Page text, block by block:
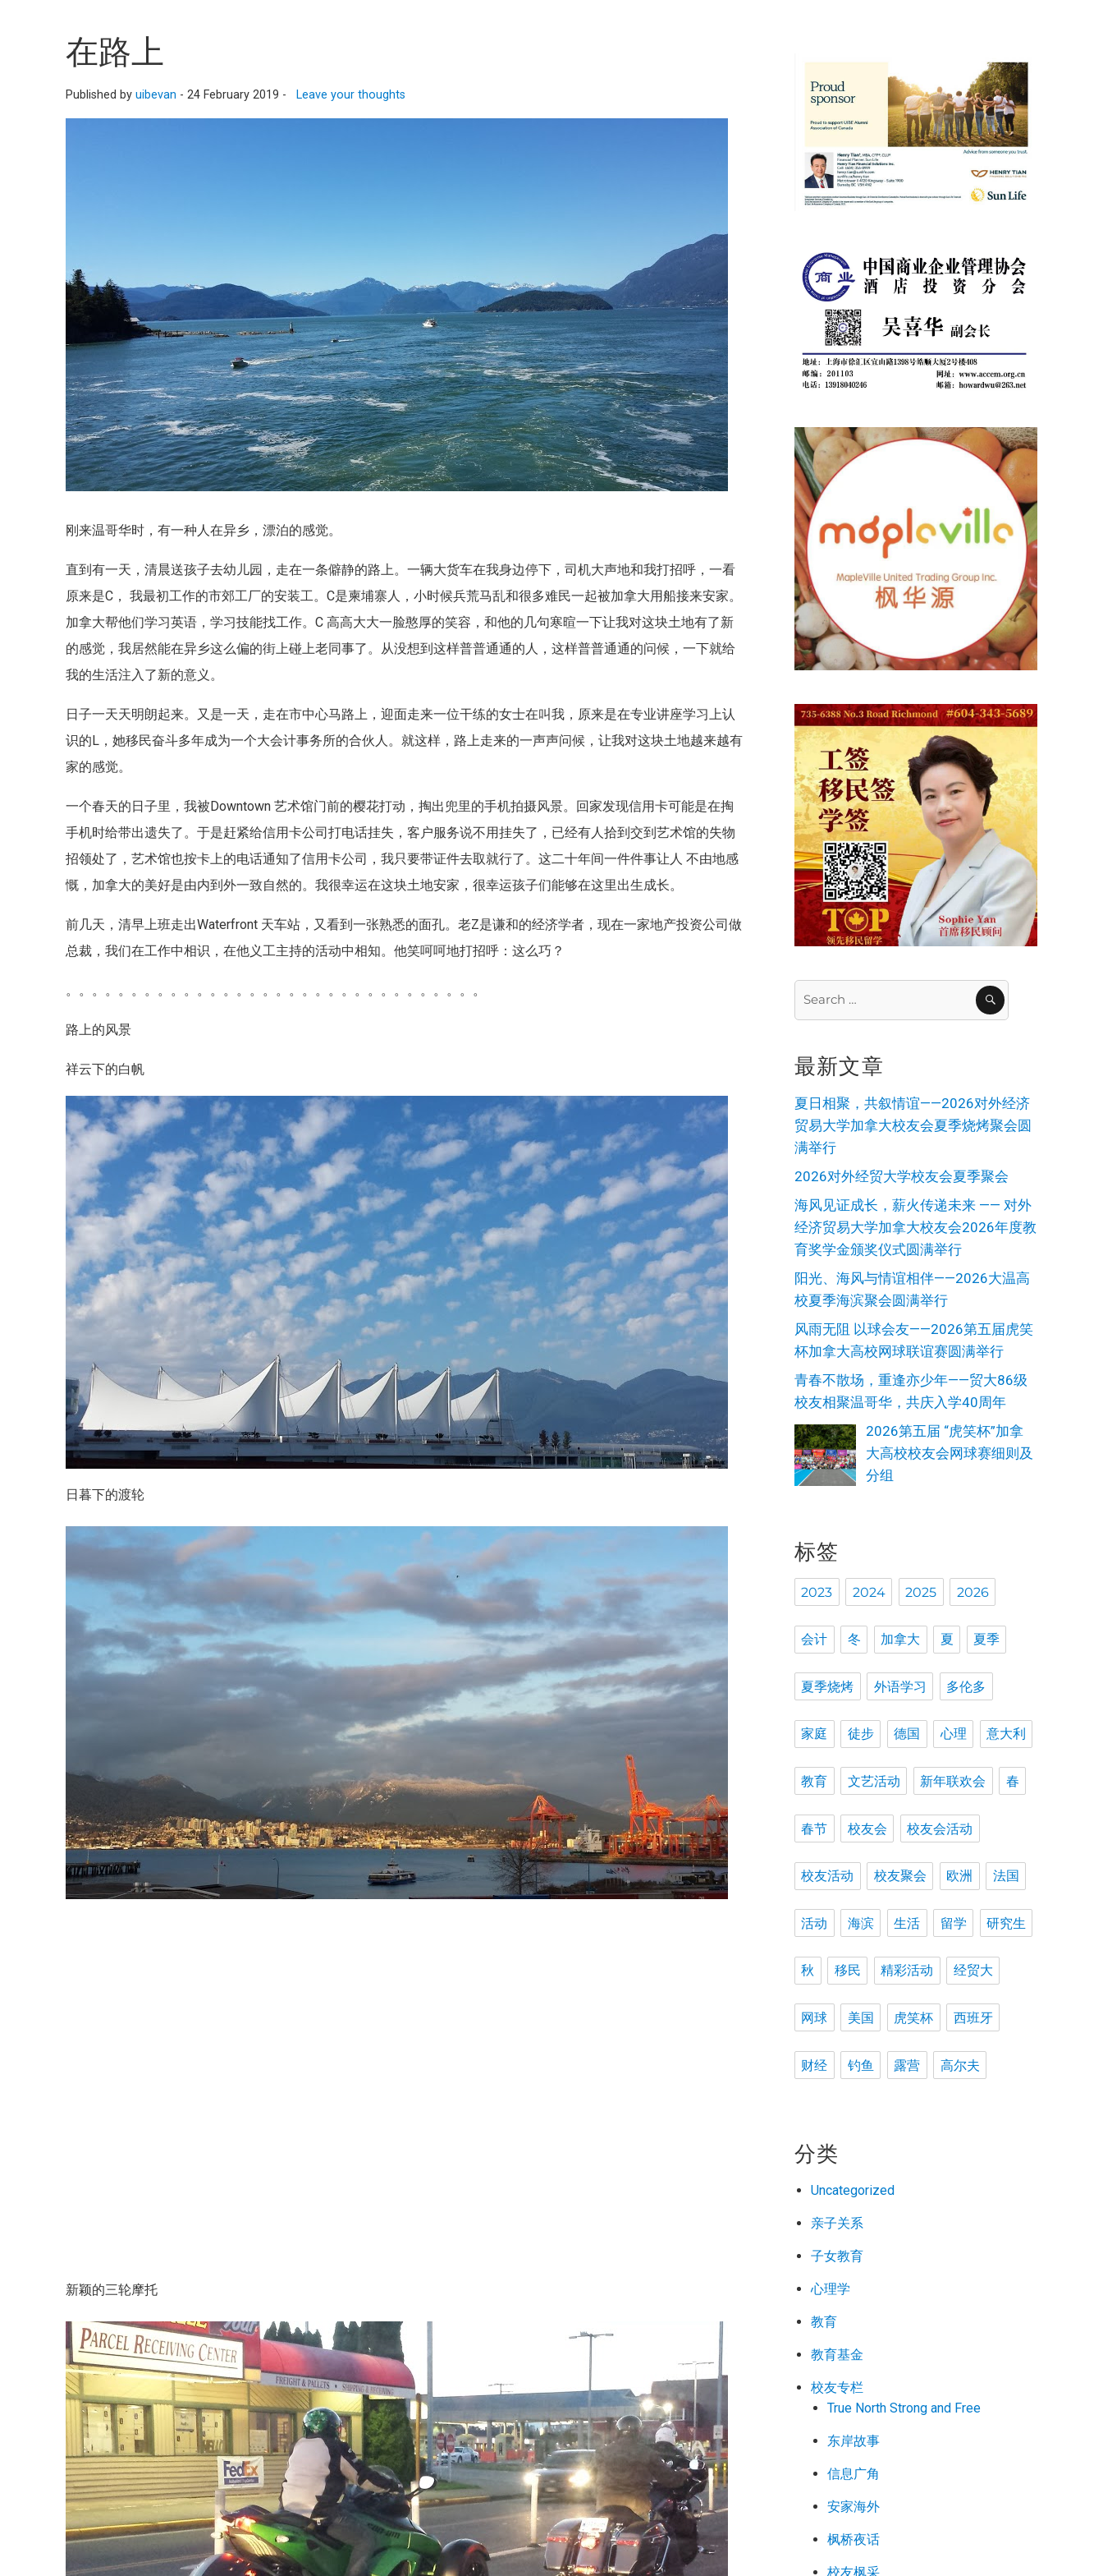
在路上
Published byuibevan -24 February 2019 - Leave your thoughts
刚来温哥华时，有一种人在异乡，漂泊的感觉。
直到有一天，清晨送孩子去幼儿园，走在一条僻静的路上。一辆大货车在我身边停下，司机大声地和我打招呼，一看
原来是C， 我最初工作的市郊工厂的安装工。C是柬埔寨人，小时候兵荒马乱和很多难民一起被加拿大用船接来安家。
加拿大帮他们学习英语，学习技能找工作。C 高高大大一脸憨厚的笑容，和他的几句寒暄一下让我对这块土地有了新
的感觉，我居然能在异乡这么偏的街上碰上老同事了。从没想到这样普普通通的人，这样普普通通的问候，一下就给
我的生活注入了新的意义。
日子一天天明朗起来。又是一天，走在市中心马路上，迎面走来一位干练的女士在叫我，原来是在专业讲座学习上认
识的L，她移民奋斗多年成为一个大会计事务所的合伙人。就这样，路上走来的一声声问候，让我对这块土地越来越有
家的感觉。
一个春天的日子里，我被Downtown 艺术馆门前的樱花打动，掏出兜里的手机拍摄风景。回家发现信用卡可能是在掏
手机时给带出遗失了。于是赶紧给信用卡公司打电话挂失，客户服务说不用挂失了，已经有人拾到交到艺术馆的失物
招领处了，艺术馆也按卡上的电话通知了信用卡公司，我只要带证件去取就行了。这二十年间一件件事让人 不由地感
慨，加拿大的美好是由内到外一致自然的。我很幸运在这块土地安家，很幸运孩子们能够在这里出生成长。
前几天，清早上班走出Waterfront 天车站，又看到一张熟悉的面孔。老Z是谦和的经济学者，现在一家地产投资公司做
总裁，我们在工作中相识，在他义工主持的活动中相知。他笑呵呵地打招呼：这么巧？
。。。。。。。。。。。。。。。。。。。。。。。。。。。。。。。。
路上的风景
祥云下的白帆
日暮下的渡轮
新颖的三轮摩托
SEARCH
最新文章
夏日相聚，共叙情谊——2026对外经济
贸易大学加拿大校友会夏季烧烤聚会圆
满举行
2026对外经贸大学校友会夏季聚会
海风见证成长，薪火传递未来 —— 对外
经济贸易大学加拿大校友会2026年度教
育奖学金颁奖仪式圆满举行
阳光、海风与情谊相伴——2026大温高
校夏季海滨聚会圆满举行
风雨无阻 以球会友——2026第五届虎笑
杯加拿大高校网球联谊赛圆满举行
青春不散场，重逢亦少年——贸大86级
校友相聚温哥华，共庆入学40周年
2026第五届 “虎笑杯”加拿
大高校校友会网球赛细则及
分组
标签
2023 2024 2025 2026
会计 冬 加拿大 夏 夏季
夏季烧烤 外语学习 多伦多
家庭 徒步 德国 心理 意大利
教育 文艺活动 新年联欢会 春
春节 校友会 校友会活动
校友活动 校友聚会 欧洲 法国
活动 海滨 生活 留学 研究生
秋 移民 精彩活动 经贸大
网球 美国 虎笑杯 西班牙
财经 钓鱼 露营 高尔夫
分类
Uncategorized
亲子关系
子女教育
心理学
教育
教育基金
校友专栏
True North Strong and Free
东岸故事
信息广角
安家海外
枫桥夜话
校友枫采